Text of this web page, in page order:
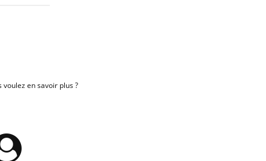
en savoir plus ?